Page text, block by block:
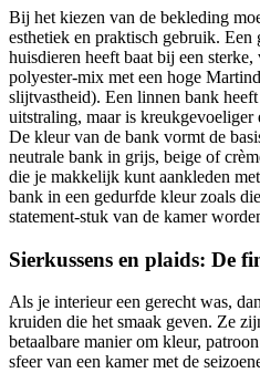
Bij het kiezen van de bekleding
esthetiek en praktisch gebruik.
huisdieren heeft baat bij een
polyester-mix met een hoge
slijtvastheid). Een linnen bank
uitstraling, maar is
De kleur van de bank vormt de
neutrale bank in grijs, beige of
die je makkelijk kunt aankleden
bank in een gedurfde kleur zoals
statement-stuk van de kamer
Sierkussens en plaids: De
Als je interieur een gerecht was,
kruiden die het smaak geven. Ze
betaalbare manier om kleur,
sfeer van een kamer met de